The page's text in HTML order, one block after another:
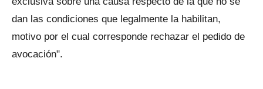
dan las condiciones que legalmente la habilitan,
motivo por el cual corresponde rechazar el pedido de
avocación".